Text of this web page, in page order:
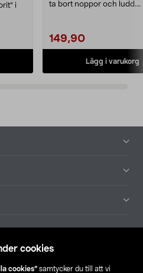
cookies
cookies” samtycker du till att vi
i
ta bort noppor och ludd.
149,90
Lägg i varukorg